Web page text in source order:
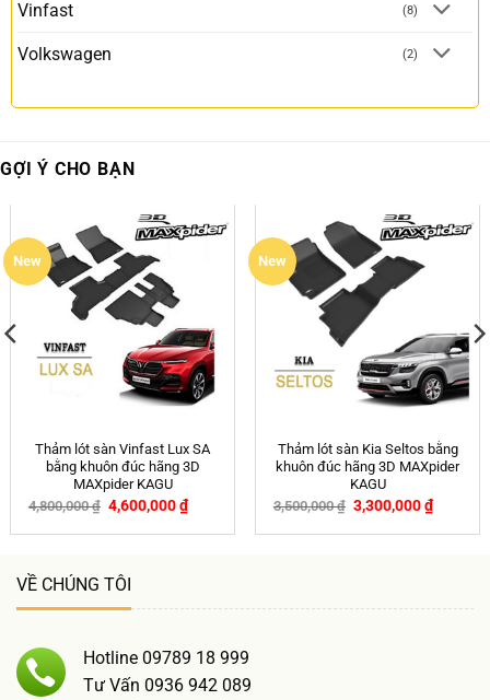
Vinfast (8)
Volkswagen (2)
GỢI Ý CHO BẠN
New
Thảm lót sàn Vinfast Lux SA
bằng khuôn đúc hãng 3D
MAXpider KAGU
4,800,000₫ 4,600,000₫
New
Thảm lót sàn Kia Seltos bằng
khuôn đúc hãng 3D MAXpider
KAGU
3,500,000₫ 3,300,000₫
VỀ CHÚNG TÔI
Hotline 09789 18 999
Tư Vấn 0936 942 089